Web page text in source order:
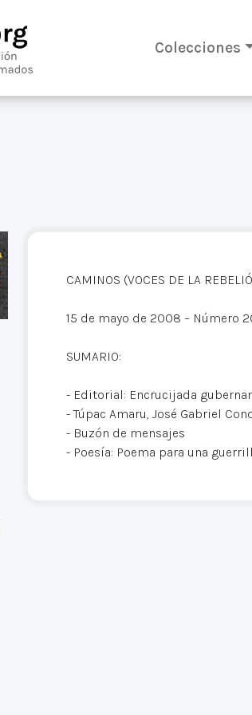
Colecciones
CAMINOS (VOCES DE LA
15 de mayo de 2008 – Número
SUMARIO:
- Editorial: Encrucijada
- Túpac Amaru, José Gabriel
- Buzón de mensajes
- Poesía: Poema para una